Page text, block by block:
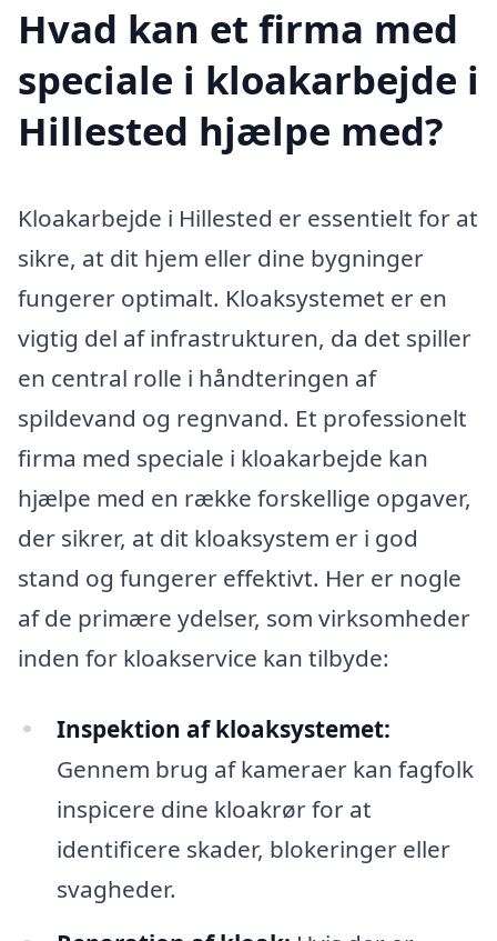
Hvad kan et firma med
speciale i kloakarbejde i
Hillested hjælpe med?
Kloakarbejde i Hillested er essentielt for at
sikre, at dit hjem eller dine bygninger
fungerer optimalt. Kloaksystemet er en
vigtig del af infrastrukturen, da det spiller
en central rolle i håndteringen af
spildevand og regnvand. Et professionelt
firma med speciale i kloakarbejde kan
hjælpe med en række forskellige opgaver,
der sikrer, at dit kloaksystem er i god
stand og fungerer effektivt. Her er nogle
af de primære ydelser, som virksomheder
inden for kloakservice kan tilbyde:
Inspektion af kloaksystemet:
Gennem brug af kameraer kan fagfolk
inspicere dine kloakrør for at
identificere skader, blokeringer eller
svagheder.